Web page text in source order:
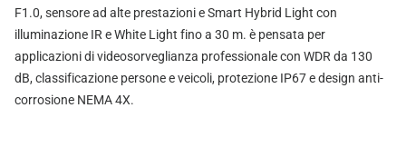
F1.0, sensore ad alte prestazioni e Smart Hybrid Light con
illuminazione IR e White Light fino a 30 m. è pensata per
applicazioni di videosorveglianza professionale con WDR da 130
dB, classificazione persone e veicoli, protezione IP67 e design anti-
corrosione NEMA 4X.